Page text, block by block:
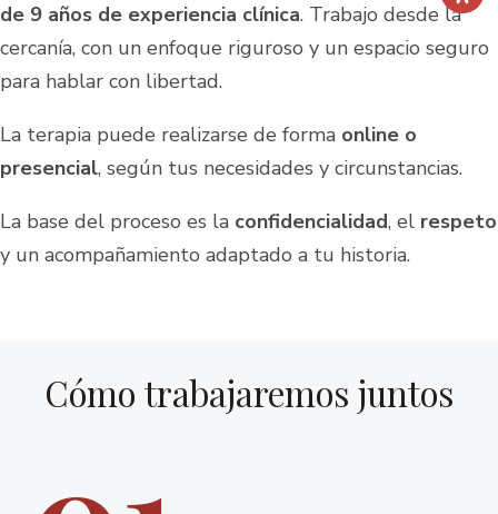
de 9 años de experiencia clínica. Trabajo desde la
cercanía, con un enfoque riguroso y un espacio seguro
para hablar con libertad.
La terapia puede realizarse de forma online o
presencial, según tus necesidades y circunstancias.
La base del proceso es la confidencialidad, el respeto
y un acompañamiento adaptado a tu historia.
Cómo trabajaremos juntos